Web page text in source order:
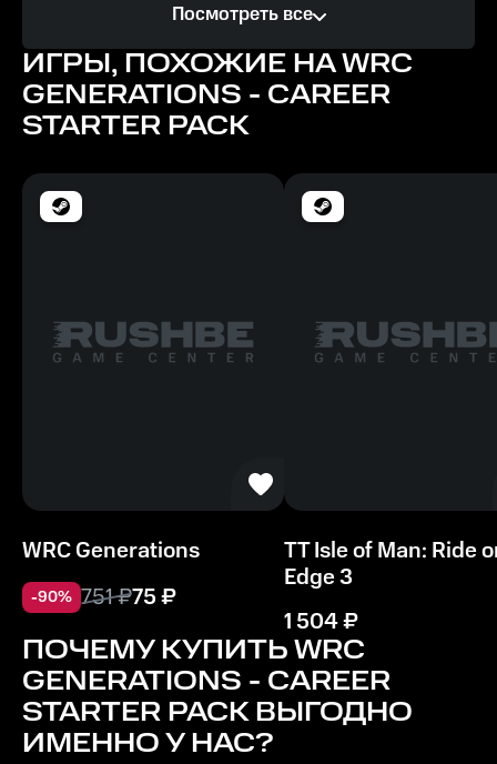
Intel Core i7-4790K or AMD Ryzen 5 2600
Память
12 GB ОЗУ
Посмотреть все
ИГРЫ, ПОХОЖИЕ НА WRC
GENERATIONS - CAREER
STARTER PACK
WRC Generations
-90% 751₽75₽
TT Isle of Man: Ride
Edge 3
1 504₽
ПОЧЕМУ КУПИТЬWRC
GENERATIONS - CAREER
STARTER PACKВЫГОДНО
ИМЕННО У НАС?